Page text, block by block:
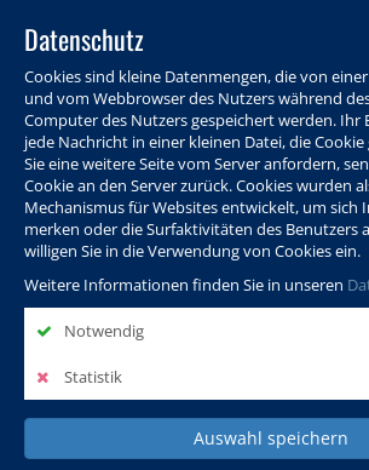
Datenschutz
Cookies sind kleine Datenmengen, die von
und vom Webbrowser des Nutzers während
Computer des Nutzers gespeichert werden. Ihr
jede Nachricht in einer kleinen Datei, die
Sie eine weitere Seite vom Server anfordern,
Cookie an den Server zurück. Cookies wurden
Mechanismus für Websites entwickelt, um sich
merken oder die Surfaktivitäten des Benutzers
willigen Sie in die Verwendung von Cookies ein.
Weitere Informationen finden Sie in unseren
Notwendig
Statistik
Auswahl speichern
Programm Info & Service Aktuelles
Ansprechpersonen
Politik, Wissenschaft &
Internationales
Beruf, IT & Digitales